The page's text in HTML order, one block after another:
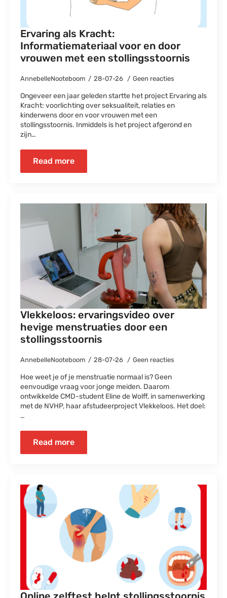
Ervaring als Kracht:
Informatiemateriaal voor en door
vrouwen met een stollingsstoornis
AnnebelleNooteboom 28-07-26 Geen reacties
Ongeveer een jaar geleden startte het project Ervaring als
Kracht: voorlichting over seksualiteit, relaties en
kinderwens door en voor vrouwen met een
stollingsstoornis. Inmiddels is het project afgerond en
zijn…
Read more
Vlekkeloos: ervaringsvideo over
hevige menstruaties door een
stollingsstoornis
AnnebelleNooteboom 28-07-26 Geen reacties
Hoe weet je of je menstruatie normaal is? Geen
eenvoudige vraag voor jonge meiden. Daarom
ontwikkelde CMD-student Eline de Wolff, in samenwerking
met de NVHP, haar afstudeerproject Vlekkeloos. Het doel:
…
Read more